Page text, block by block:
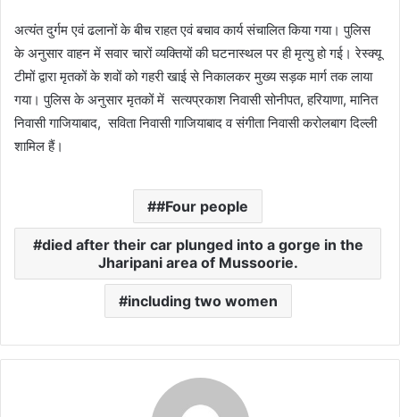
अत्यंत दुर्गम एवं ढलानों के बीच राहत एवं बचाव कार्य संचालित किया गया। पुलिस
के अनुसार वाहन में सवार चारों व्यक्तियों की घटनास्थल पर ही मृत्यु हो गई। रेस्क्यू
टीमों द्वारा मृतकों के शवों को गहरी खाई से निकालकर मुख्य सड़क मार्ग तक लाया
गया। पुलिस के अनुसार मृतकों में सत्यप्रकाश निवासी सोनीपत, हरियाणा, मानित
निवासी गाजियाबाद, सविता निवासी गाजियाबाद व संगीता निवासी करोलबाग दिल्ली
शामिल हैं।
#Four people
died after their car plunged into a gorge in the
Jharipani area of ​​Mussoorie.
including two women